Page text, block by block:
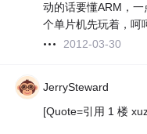
动的话要懂ARM，
个单片机先玩着，呵
2012-03-30
JerrySteward
[Quote=引用 1 楼